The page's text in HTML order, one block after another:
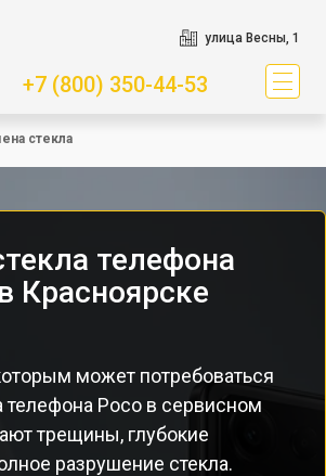
улица Весны, 1
+7 (800) 350-44-53
стекла
телефона
Красноярске
может потребоваться
телефона Poco в сервисном
трещины, глубокие
разрушение стекла.